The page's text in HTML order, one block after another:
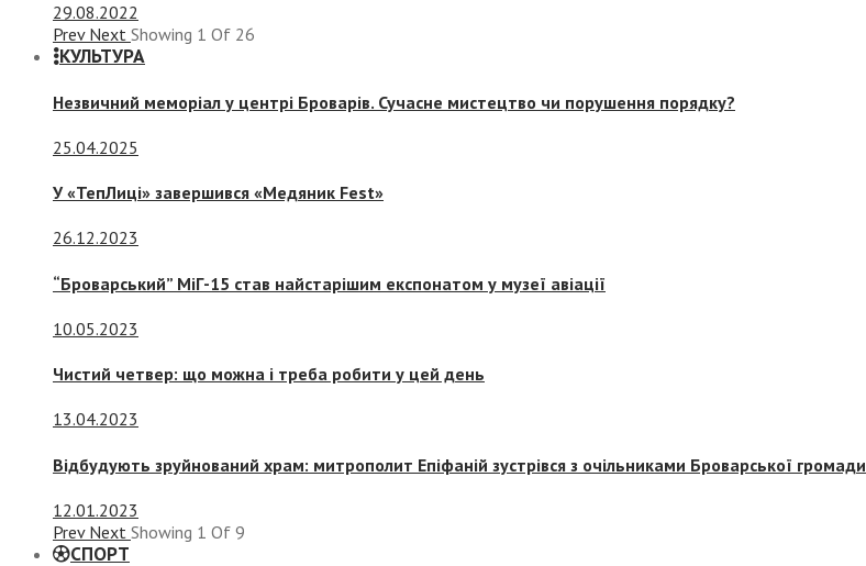
29.08.2022
Prev Next Showing 1 Of 26
КУЛЬТУРА
Незвичний меморіал у центрі Броварів. Сучасне мистецтво чи порушення порядку?
25.04.2025
У «ТепЛиці» завершився «Медяник Fest»
26.12.2023
“Броварський” МіГ-15 став найстарішим експонатом у музеї авіації
10.05.2023
Чистий четвер: що можна і треба робити у цей день
13.04.2023
Відбудують зруйнований храм: митрополит Епіфаній зустрівся з очільниками Броварської громади
12.01.2023
Prev Next Showing 1 Of 9
СПОРТ